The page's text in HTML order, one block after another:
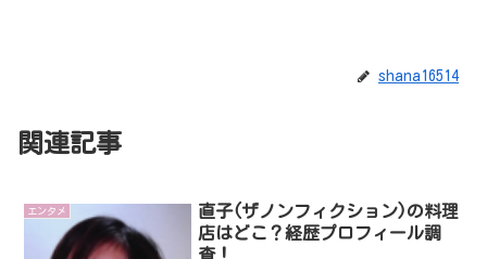
shana16514
関連記事
エンタメ
直子(ザノンフィクション)の料理
店はどこ？経歴プロフィール調
査！